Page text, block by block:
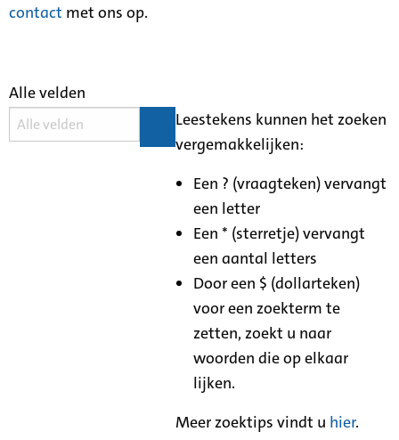
contact met ons op.
Alle velden
Leestekens kunnen het zoeken
vergemakkelijken:
Een ? (vraagteken) vervangt
een letter
Een * (sterretje) vervangt
een aantal letters
Door een $ (dollarteken)
voor een zoekterm te
zetten, zoekt u naar
woorden die op elkaar
lijken.
Meer zoektips vindt u hier.